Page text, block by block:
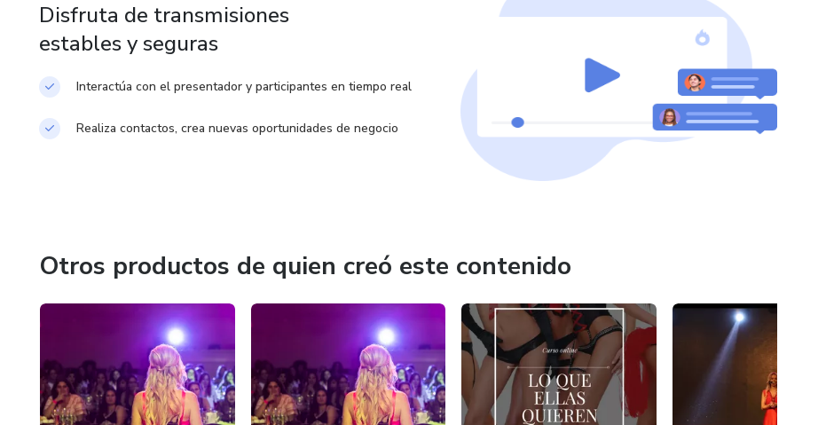
Disfruta de transmisiones
estables y seguras
Interactúa con el presentador y participantes en tiempo real
Realiza contactos, crea nuevas oportunidades de negocio
Otros productos de quien creó este contenido